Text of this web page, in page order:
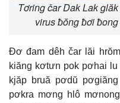
Tơring čar Dak Lak
virus ƀŏng ƀơi
Đơ đam dêh čar lăi
kiăng kơtưn pok pơhai
kjăp bruă pơdŭ
pơkra mơng hlô